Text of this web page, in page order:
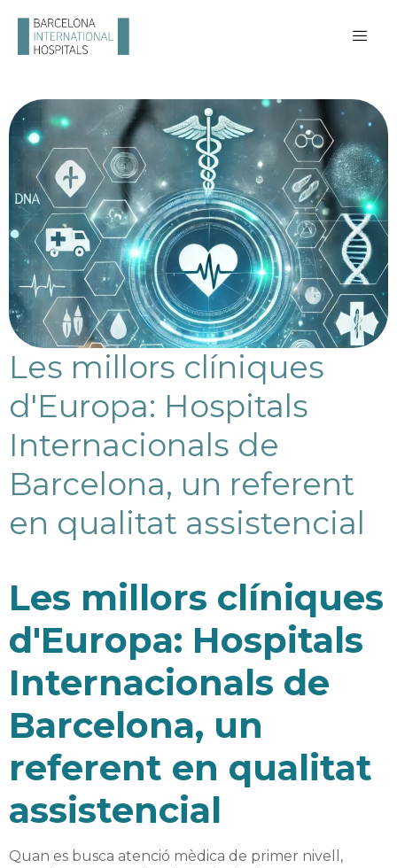
Les millors clíniques
d'Europa: Hospitals
Internacionals de
Barcelona, un referent
en qualitat assistencial
Les millors clíniques
d'Europa: Hospitals
Internacionals de
Barcelona, un
referent en qualitat
assistencial
Quan es busca atenció mèdica de primer nivell,